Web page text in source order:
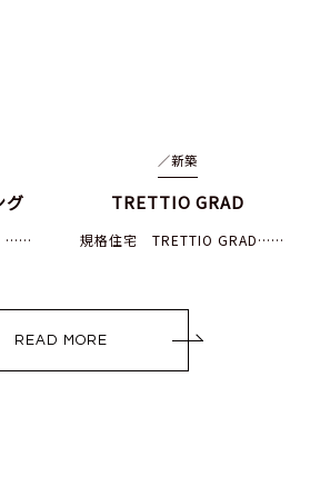
グ
……
／新築
TRETTIO GRAD
規格住宅 TRETTIO GRAD……
READ MORE